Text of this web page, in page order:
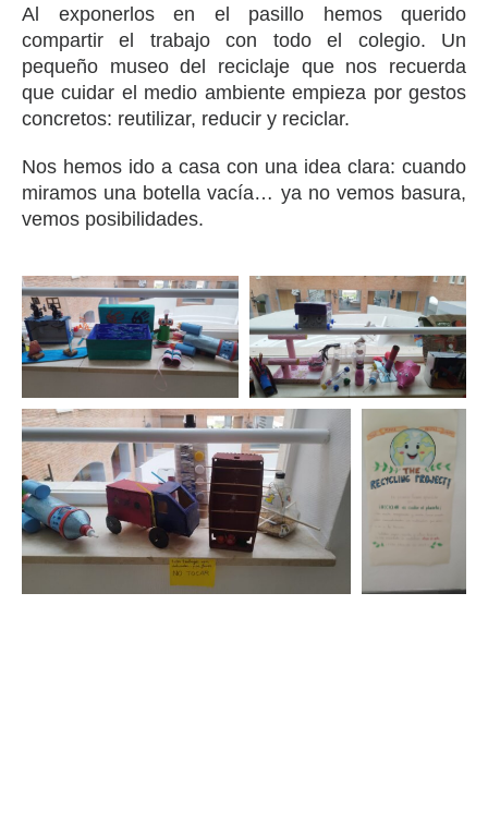
Al exponerlos en el pasillo hemos querido
compartir el trabajo con todo el colegio. Un
pequeño museo del reciclaje que nos recuerda
que cuidar el medio ambiente empieza por gestos
concretos: reutilizar, reducir y reciclar.
Nos hemos ido a casa con una idea clara: cuando
miramos una botella vacía… ya no vemos basura,
vemos posibilidades.